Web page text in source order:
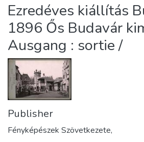
Statistics
About us
Ezredéves kiállítás
1896 Ős Budavár
Ausgang : sortie /
Publisher
Fényképészek Szövetkezete,